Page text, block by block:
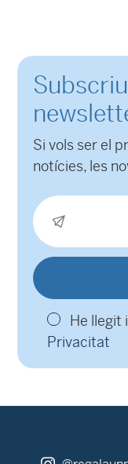
Si vols ser el
notícies, les
He llegit
Privacitat